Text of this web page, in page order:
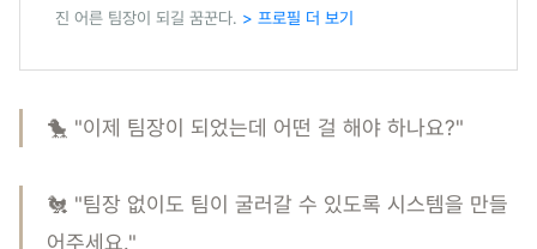
진 어른 팀장이 되길 꿈꾼다. > 프로필 더 보기
🐤 "이제 팀장이 되었는데 어떤 걸 해야 하나요?"
🐔 "팀장 없이도 팀이 굴러갈 수 있도록 시스템을 만들
어주세요."